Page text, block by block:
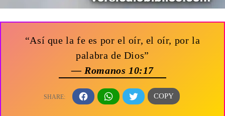
“Así que la fe es por el oír, el oír, por la
palabra de Dios”
— Romanos 10:17